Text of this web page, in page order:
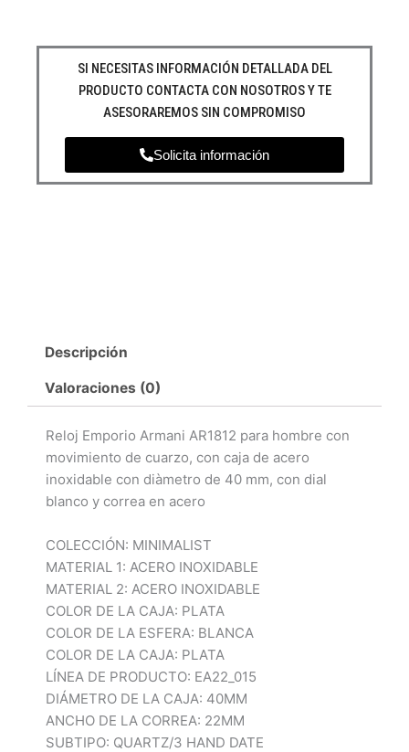
SI NECESITAS INFORMACIÓN DETALLADA DEL
PRODUCTO CONTACTA CON NOSOTROS Y TE
ASESORAREMOS SIN COMPROMISO
Solicita información
Descripción
Valoraciones (0)
Reloj Emporio Armani AR1812 para hombre con
movimiento de cuarzo, con caja de acero
inoxidable con diàmetro de 40 mm, con dial
blanco y correa en acero
COLECCIÓN: MINIMALIST
MATERIAL 1: ACERO INOXIDABLE
MATERIAL 2: ACERO INOXIDABLE
COLOR DE LA CAJA: PLATA
COLOR DE LA ESFERA: BLANCA
COLOR DE LA CAJA: PLATA
LÍNEA DE PRODUCTO: EA22_015
DIÁMETRO DE LA CAJA: 40MM
ANCHO DE LA CORREA: 22MM
SUBTIPO: QUARTZ/3 HAND DATE